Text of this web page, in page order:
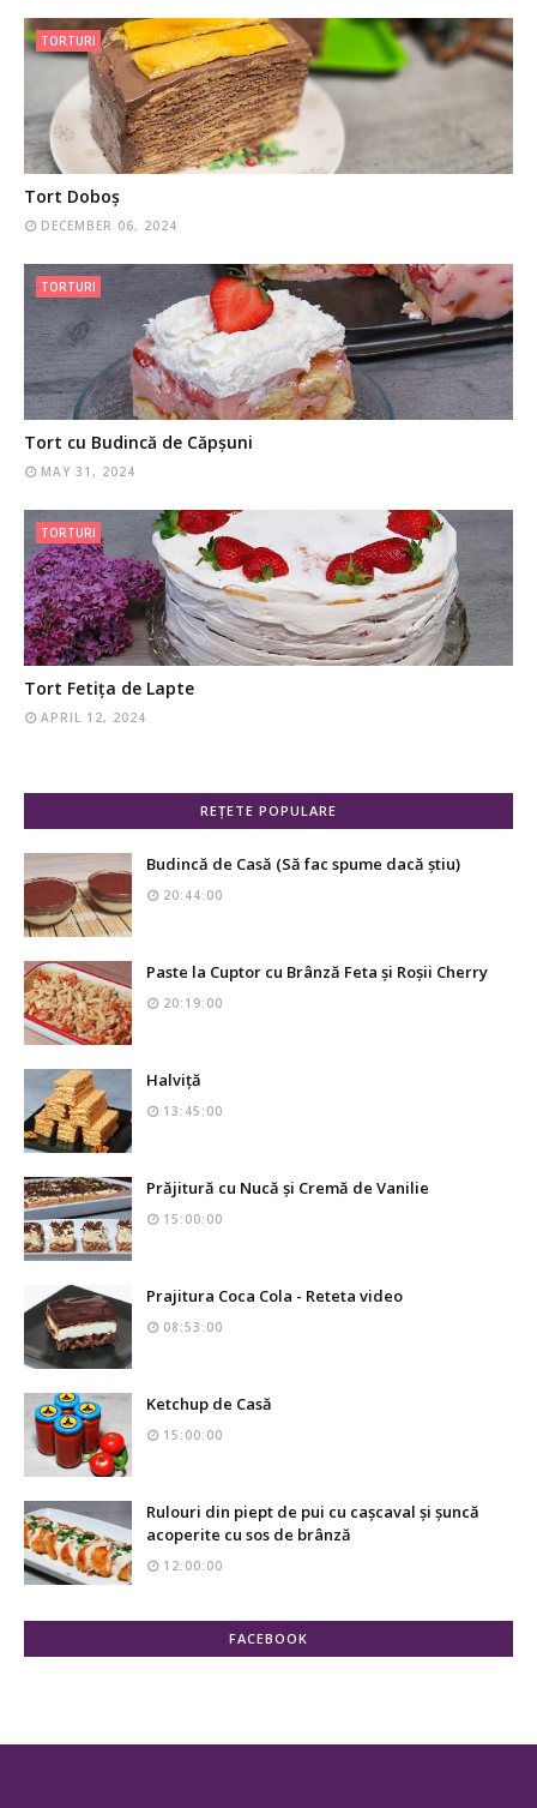
TORTURI
Tort Doboș
DECEMBER 06, 2024
TORTURI
Tort cu Budincă de Căpșuni
MAY 31, 2024
TORTURI
Tort Fetița de Lapte
APRIL 12, 2024
REȚETE POPULARE
Budincă de Casă (Să fac spume dacă știu)
20:44:00
Paste la Cuptor cu Brânză Feta și Roșii Cherry
20:19:00
Halviță
13:45:00
Prăjitură cu Nucă și Cremă de Vanilie
15:00:00
Prajitura Coca Cola - Reteta video
08:53:00
Ketchup de Casă
15:00:00
Rulouri din piept de pui cu cașcaval și șuncă
acoperite cu sos de brânză
12:00:00
FACEBOOK